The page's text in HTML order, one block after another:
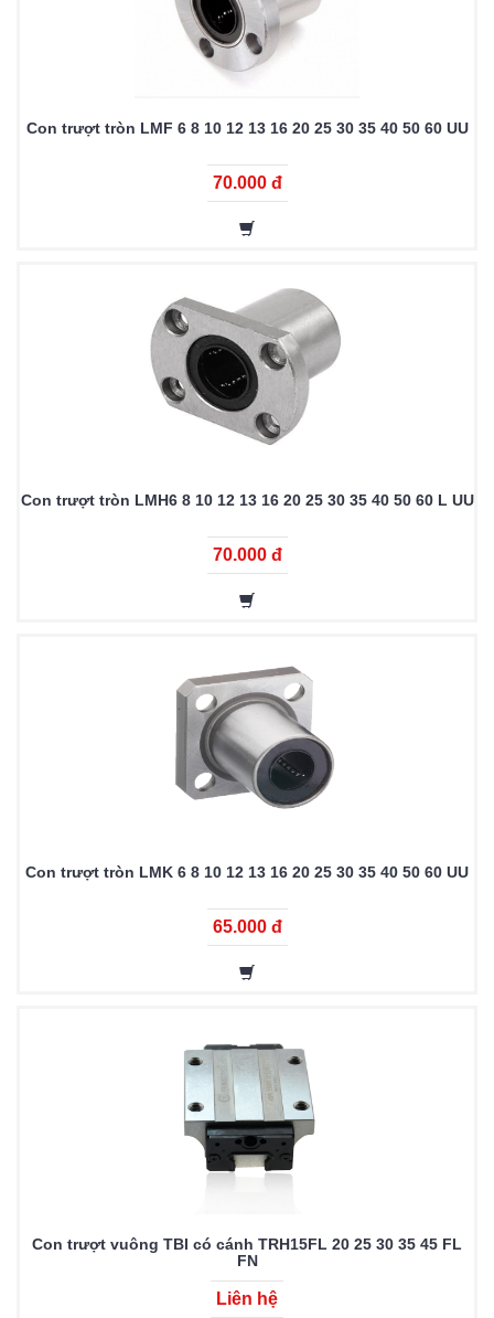
Con trượt tròn LMF 6 8 10 12 13 16 20 25 30 35 40 50 60 UU
70.000 đ
Con trượt tròn LMH6 8 10 12 13 16 20 25 30 35 40 50 60 L UU
70.000 đ
Con trượt tròn LMK 6 8 10 12 13 16 20 25 30 35 40 50 60 UU
65.000 đ
Con trượt vuông TBI có cánh TRH15FL 20 25 30 35 45 FL
FN
Liên hệ